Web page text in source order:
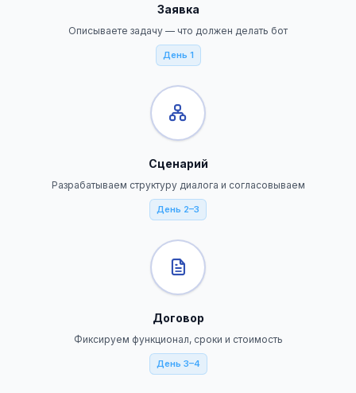
Заявка
Описываете задачу — что должен делать бот
День 1
Сценарий
Разрабатываем структуру диалога и согласовываем
День 2–3
Договор
Фиксируем функционал, сроки и стоимость
День 3–4